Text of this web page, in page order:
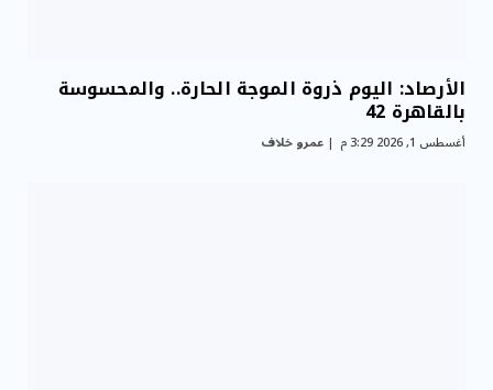
الأرصاد: اليوم ذروة الموجة الحارة.. والمحسوسة
بالقاهرة 42
أغسطس 1, 2026 3:29 م عمرو خلاف